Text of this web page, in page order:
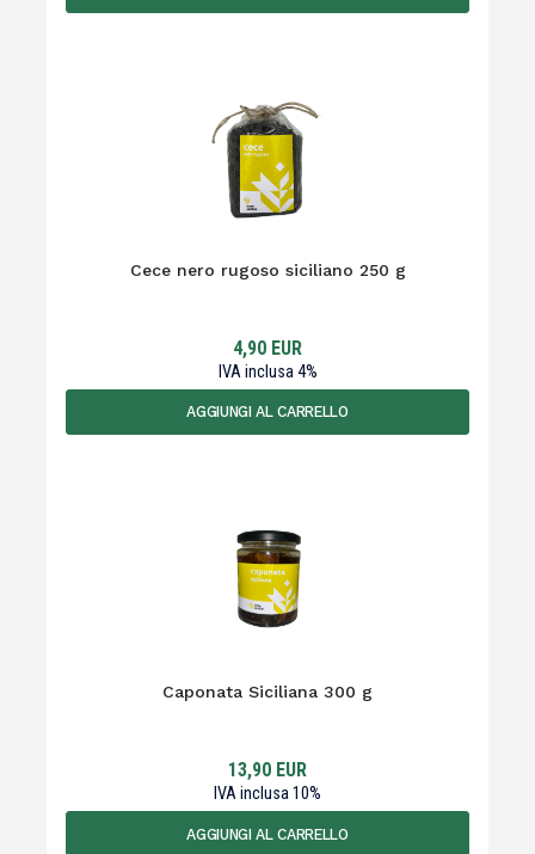
Cece nero rugoso siciliano 250 g
4,90 EUR
IVA inclusa 4%
AGGIUNGI AL CARRELLO
Caponata Siciliana 300 g
13,90 EUR
IVA inclusa10%
AGGIUNGI AL CARRELLO